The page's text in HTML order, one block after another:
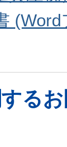
る